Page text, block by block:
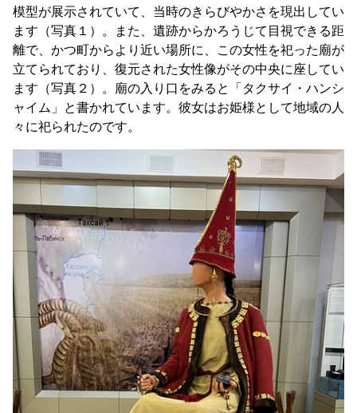
模型が展示されていて、当時のきらびやかさを現出してい
ます（写真１）。また、遺跡からかろうじて目視できる距
離で、かつ町からより近い場所に、この女性を祀った廟が
立てられており、復元された女性像がその中央に座してい
ます（写真２）。廟の入り口をみると「タクサイ・ハンシ
ャイム」と書かれています。彼女はお姫様として地域の人
々に祀られたのです。